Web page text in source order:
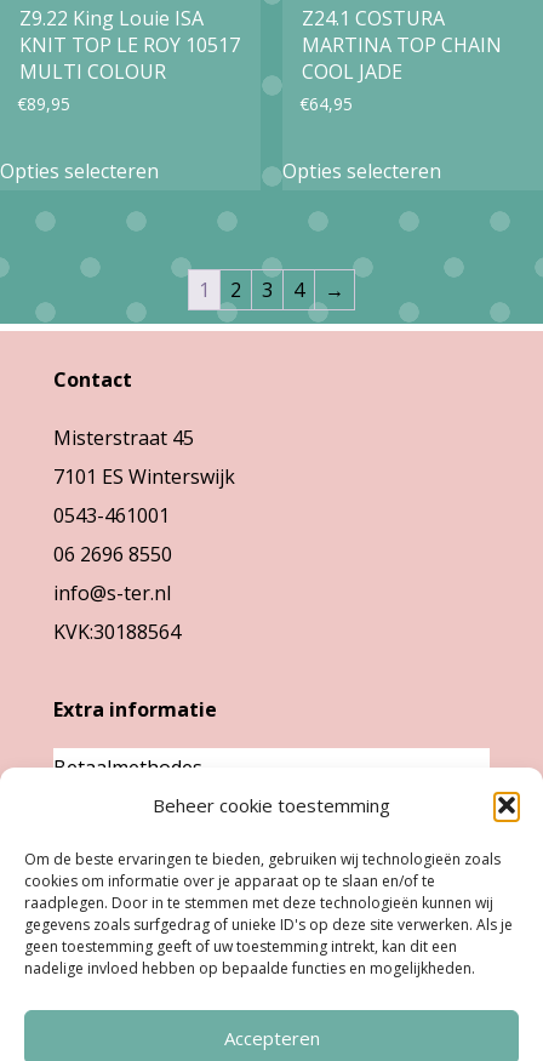
Beheer cookie toestemming
Om de beste ervaringen te bieden, gebruiken wij technologieën zoals
cookies om informatie over je apparaat op te slaan en/of te
raadplegen. Door in te stemmen met deze technologieën kunnen wij
gegevens zoals surfgedrag of unieke ID's op deze site verwerken. Als je
geen toestemming geeft of uw toestemming intrekt, kan dit een
nadelige invloed hebben op bepaalde functies en mogelijkheden.
Accepteren
op
de
productpagina
Z9.22 King Louie ISA
KNIT TOP LE ROY 10517
MULTI COLOUR
€89,95
Opties selecteren
meerdere
variaties.
Z24.1 COSTURA
MARTINA TOP CHAIN
COOL JADE
€64,95
Opties selecteren
meerdere
variaties.
1 2 3 4 →
Contact
Misterstraat 45
7101 ES Winterswijk
0543-461001
06 2696 8550
info@s-ter.nl
KVK:30188564
Extra informatie
Betaalmethodes
Garantie & klachten
verzendkosten
Retourneren
Openingstijden